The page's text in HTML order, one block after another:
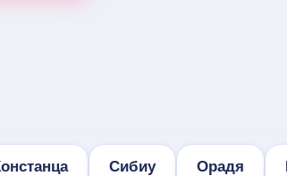
Сибиу Орадя